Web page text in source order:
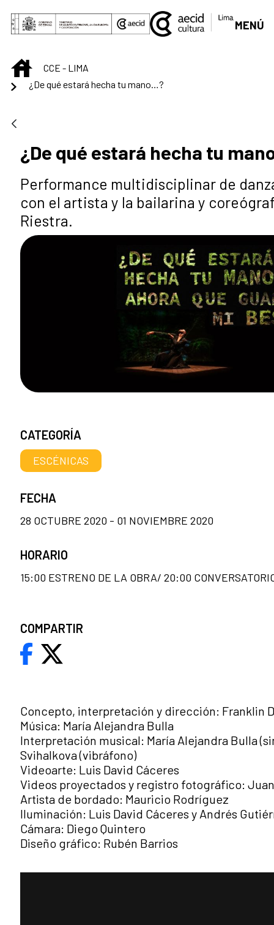
Saltar al contenido principal
MENÚ
INICIOCCE - LIMA
¿De qué estará hecha tu mano…?
¿De qué estará hecha tu
Performance multidisciplinar de
con el artista y la bailarina y
Riestra.
Concepto, interpretación y dirección: Franklin
Música: María Alejandra Bulla
Interpretación musical: María Alejandra Bulla
Svihalkova (vibráfono)
Videoarte: Luis David Cáceres
Videos proyectados y registro fotográfico:
Artista de bordado: Mauricio Rodríguez
Iluminación: Luis David Cáceres y Andrés
Cámara: Diego Quintero
Diseño gráfico: Rubén Barrios
CATEGORÍA
ESCÉNICAS
FECHA
28 OCTUBRE 2020 - 01 NOVIEMBRE 2020
HORARIO
15:00 ESTRENO DE LA OBRA/ 20:00
COMPARTIR